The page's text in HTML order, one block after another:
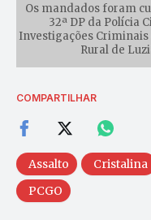
Os mandados foram
32ª DP da Polícia
Investigações Criminais
Rural de
COMPARTILHAR
Assalto Cristalina
PCGO